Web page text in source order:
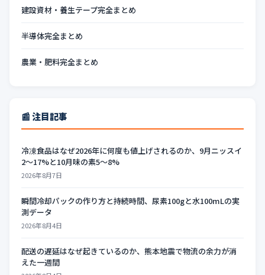
建設資材・養生テープ完全まとめ
半導体完全まとめ
農業・肥料完全まとめ
📰 注目記事
冷凍食品はなぜ2026年に何度も値上げされるのか、9月ニッスイ
2〜17%と10月味の素5〜8%
2026年8月7日
瞬間冷却パックの作り方と持続時間、尿素100gと水100mLの実
測データ
2026年8月4日
配送の遅延はなぜ起きているのか、熊本地震で物流の余力が消
えた一週間